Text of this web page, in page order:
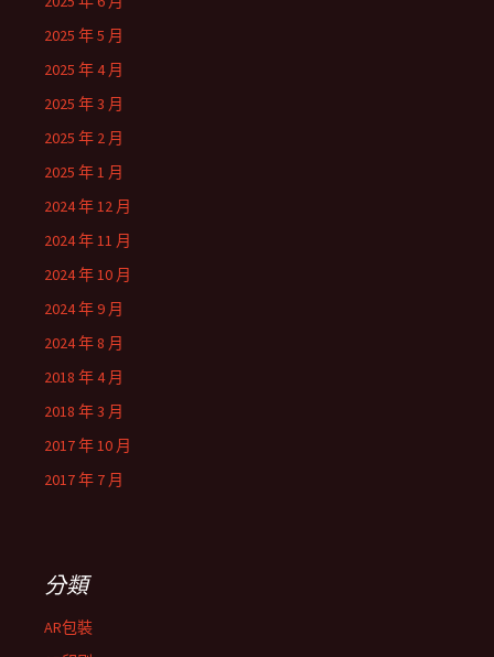
2025 年 5 月
2025 年 4 月
2025 年 3 月
2025 年 2 月
2025 年 1 月
2024 年 12 月
2024 年 11 月
2024 年 10 月
2024 年 9 月
2024 年 8 月
2018 年 4 月
2018 年 3 月
2017 年 10 月
2017 年 7 月
分類
AR包裝